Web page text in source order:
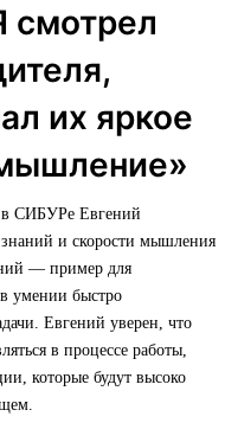
смотрел
их яркое
в СИБУРе Евгений
знаний и скорости мышления
— пример для
умении быстро
Евгений уверен, что
в процессе работы,
которые будут высоко